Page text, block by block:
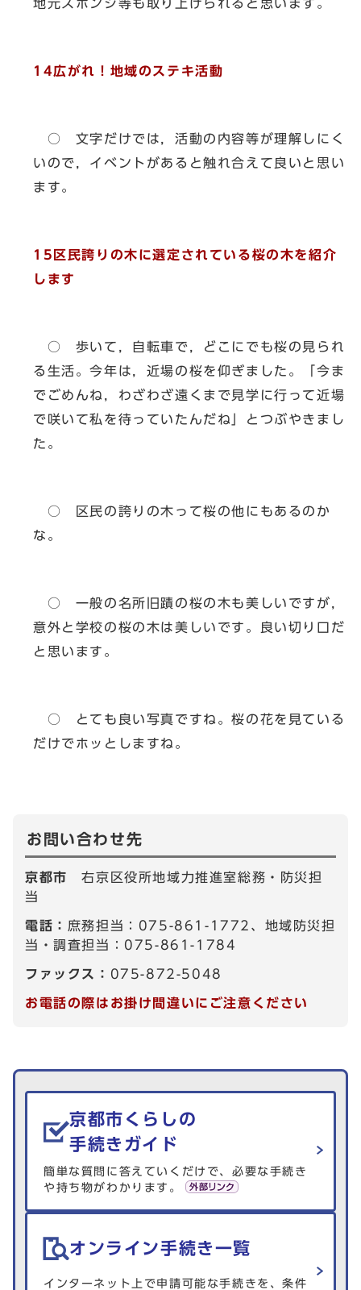
地元スポンジ等も取り上げられると思います。
14広がれ！地域のステキ活動
○ 文字だけでは，活動の内容等が理解しにく
いので，イベントがあると触れ合えて良いと思い
ます。
15区民誇りの木に選定されている桜の木を紹介
します
○ 歩いて，自転車で，どこにでも桜の見られ
る生活。今年は，近場の桜を仰ぎました。「今ま
でごめんね，わざわざ遠くまで見学に行って近場
で咲いて私を待っていたんだね」とつぶやきまし
た。
○ 区民の誇りの木って桜の他にもあるのか
な。
○ 一般の名所旧蹟の桜の木も美しいですが，
意外と学校の桜の木は美しいです。良い切り口だ
と思います。
○ とても良い写真ですね。桜の花を見ている
だけでホッとしますね。
お問い合わせ先
京都市右京区役所地域力推進室総務・防災担
当
電話： 庶務担当：075-861-1772、地域防災担
当・調査担当：075-861-1784
ファックス： 075-872-5048
お電話の際はお掛け間違いにご注意ください
生活情報を探す
京都市くらしの
手続きガイド
簡単な質問に答えていくだけで、必要な手続き
や持ち物がわかります。
オンライン手続き一覧
インターネット上で申請可能な手続きを、条件